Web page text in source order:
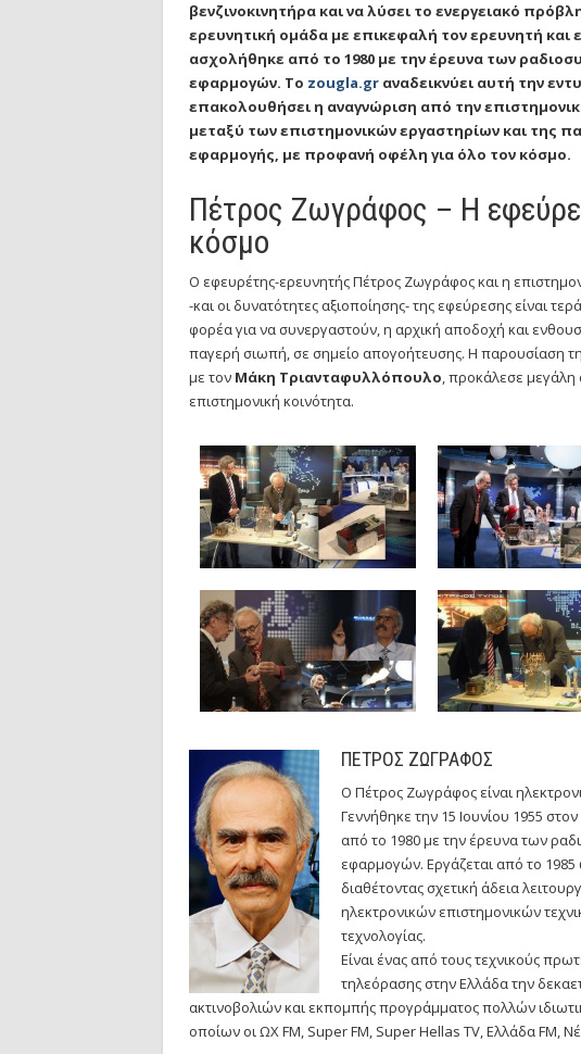
βενζινοκινητήρα και να λύσει το ενεργειακό
ερευνητική ομάδα με επικεφαλή τον ερευνητή
ασχολήθηκε από το 1980 με την έρευνα των
εφαρμογών. Το zougla.grαναδεικνύει αυτή την
επακολουθήσει η αναγνώριση από την
μεταξύ των επιστημονικών εργαστηρίων και της
εφαρμογής, με προφανή οφέλη για όλο τον κόσμο.
Πέτρος Ζωγράφος – Η
κόσμο
O εφευρέτης-ερευνητής Πέτρος Ζωγράφος και η
-και οι δυνατότητες αξιοποίησης- της εφεύρεσης είναι
φορέα για να συνεργαστούν, η αρχική αποδοχή και
παγερή σιωπή, σε σημείο απογοήτευσης. Η παρουσίαση
με τον Μάκη Τριανταφυλλόπουλο, προκάλεσε μεγάλη
επιστημονική κοινότητα.
ΠΕΤΡΟΣ ΖΩΓΡΑΦΟΣ
Ο Πέτρος Ζωγράφος είναι
Γεννήθηκε την 15 Ιουνίου 1955
από το 1980 με την έρευνα των
εφαρμογών. Εργάζεται από το 1985
διαθέτοντας σχετική άδεια
ηλεκτρονικών επιστημονικών
τεχνολογίας.
Είναι ένας από τους τεχνικούς
τηλεόρασης στην Ελλάδα την
ακτινοβολιών και εκπομπής προγράμματος πολλών
οποίων οι ΩΧ FM, Super FM, Super Hellas TV, Ελλάδα FM,